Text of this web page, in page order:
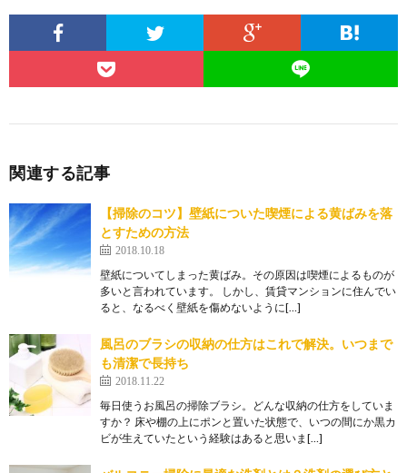
関連する記事
【掃除のコツ】壁紙についた喫煙による黄ばみを落
とすための方法
2018.10.18
壁紙についてしまった黄ばみ。その原因は喫煙によるものが
多いと言われています。 しかし、賃貸マンションに住んでい
ると、なるべく壁紙を傷めないように[…]
風呂のブラシの収納の仕方はこれで解決。いつまで
も清潔で長持ち
2018.11.22
毎日使うお風呂の掃除ブラシ。どんな収納の仕方をしていま
すか？ 床や棚の上にポンと置いた状態で、いつの間にか黒カ
ビが生えていたという経験はあると思いま[…]